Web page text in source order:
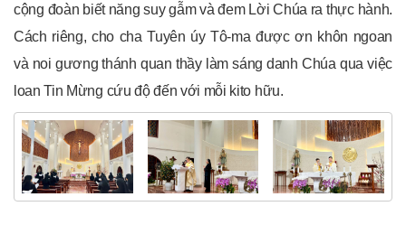
cộng đoàn biết năng suy gẫm và đem Lời Chúa ra thực hành.
Cách riêng, cho cha Tuyên úy Tô-ma được ơn khôn ngoan
và noi gương thánh quan thầy làm sáng danh Chúa qua việc
loan Tin Mừng cứu độ đến với mỗi kito hữu.